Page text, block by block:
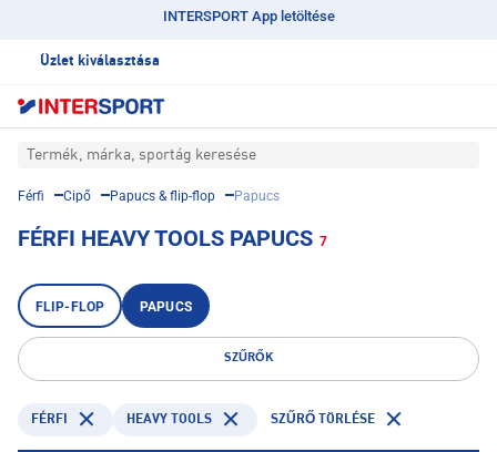
INTERSPORT App letöltése
Üzlet kiválasztása
Termék, márka, sportág keresése
Férfi Cipő Papucs & flip-flop Papucs
FÉRFI HEAVY TOOLS PAPUCS 7
FLIP-FLOP PAPUCS
SZŰRŐK
FÉRFI HEAVY TOOLS SZŰRŐ TÖRLÉSE